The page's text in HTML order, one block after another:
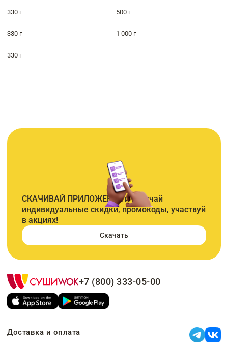
330 г 500 г
330 г 1 000 г
330 г
СКАЧИВАЙ ПРИЛОЖЕНИЕ и получай
индивидуальные скидки, промокоды, участвуй
в акциях!
Скачать
+7 (800) 333-05-00
Доставка и оплата